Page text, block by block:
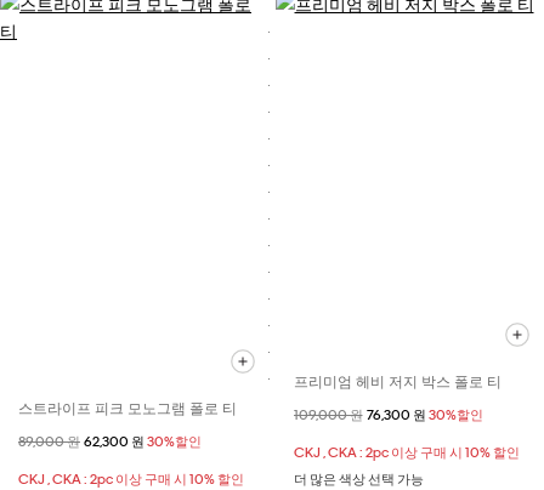
스트라이프 피크 모노그램 폴로 티
할인 전 가격
89,000 원 할인된 가격
62,300 원 30%할인
CKJ , CKA : 2pc 이상 구매 시 10% 할인
프리미엄 헤비 저지 박스 폴로 티
할인 전 가격
109,000 원할인된 가격
76,300 원 30%할인
CKJ , CKA : 2pc 이상 구매 시 10% 할인
더 많은 색상 선택 가능